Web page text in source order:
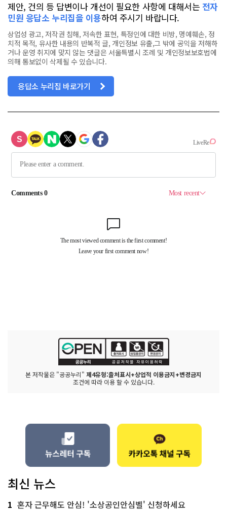
제안, 건의 등 답변이나 개선이 필요한 사항에 대해서는 전자
민원 응답소 누리집을 이용하여 주시기 바랍니다.
상업성 광고, 저작권 침해, 저속한 표현, 특정인에 대한 비방, 명예훼손, 정
치적 목적, 유사한 내용의 반복적 글, 개인정보 유출,그 밖에 공익을 저해하
거나 운영 취지에 맞지 않는 댓글은 서울특별시 조례 및 개인정보보호법에
의해 통보없이 삭제될 수 있습니다.
응답소 누리집 바로가기
본 저작물은 "공공누리" 제4유형:출처표시+상업적 이용금지+변경금지
조건에 따라 이용 할 수 있습니다.
최신 뉴스
1 혼자 근무해도 안심! '소상공인안심벨' 신청하세요